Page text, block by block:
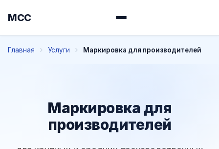
МСС
Главная Услуги Маркировка для производителей
Маркировка для
производителей